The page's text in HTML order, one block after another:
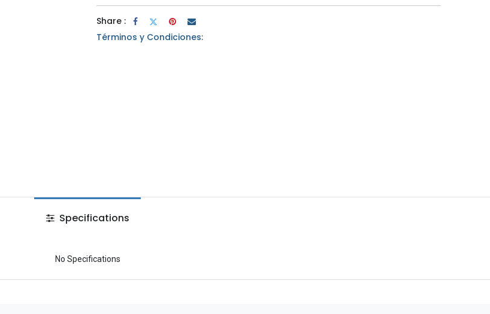
Share :
Términos y Condiciones:
Specifications
No Specifications